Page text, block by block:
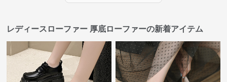
レディースローファー 厚底ローファーの新着アイテム